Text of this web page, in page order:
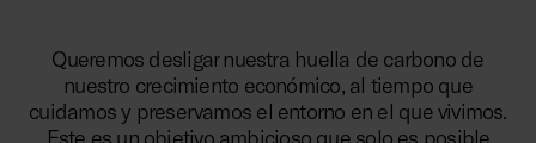
Queremos desligar nuestra huella de carbono de
nuestro crecimiento económico, al tiempo que
cuidamos y preservamos el entorno en el que vivimos.
Este es un objetivo ambicioso que solo es posible